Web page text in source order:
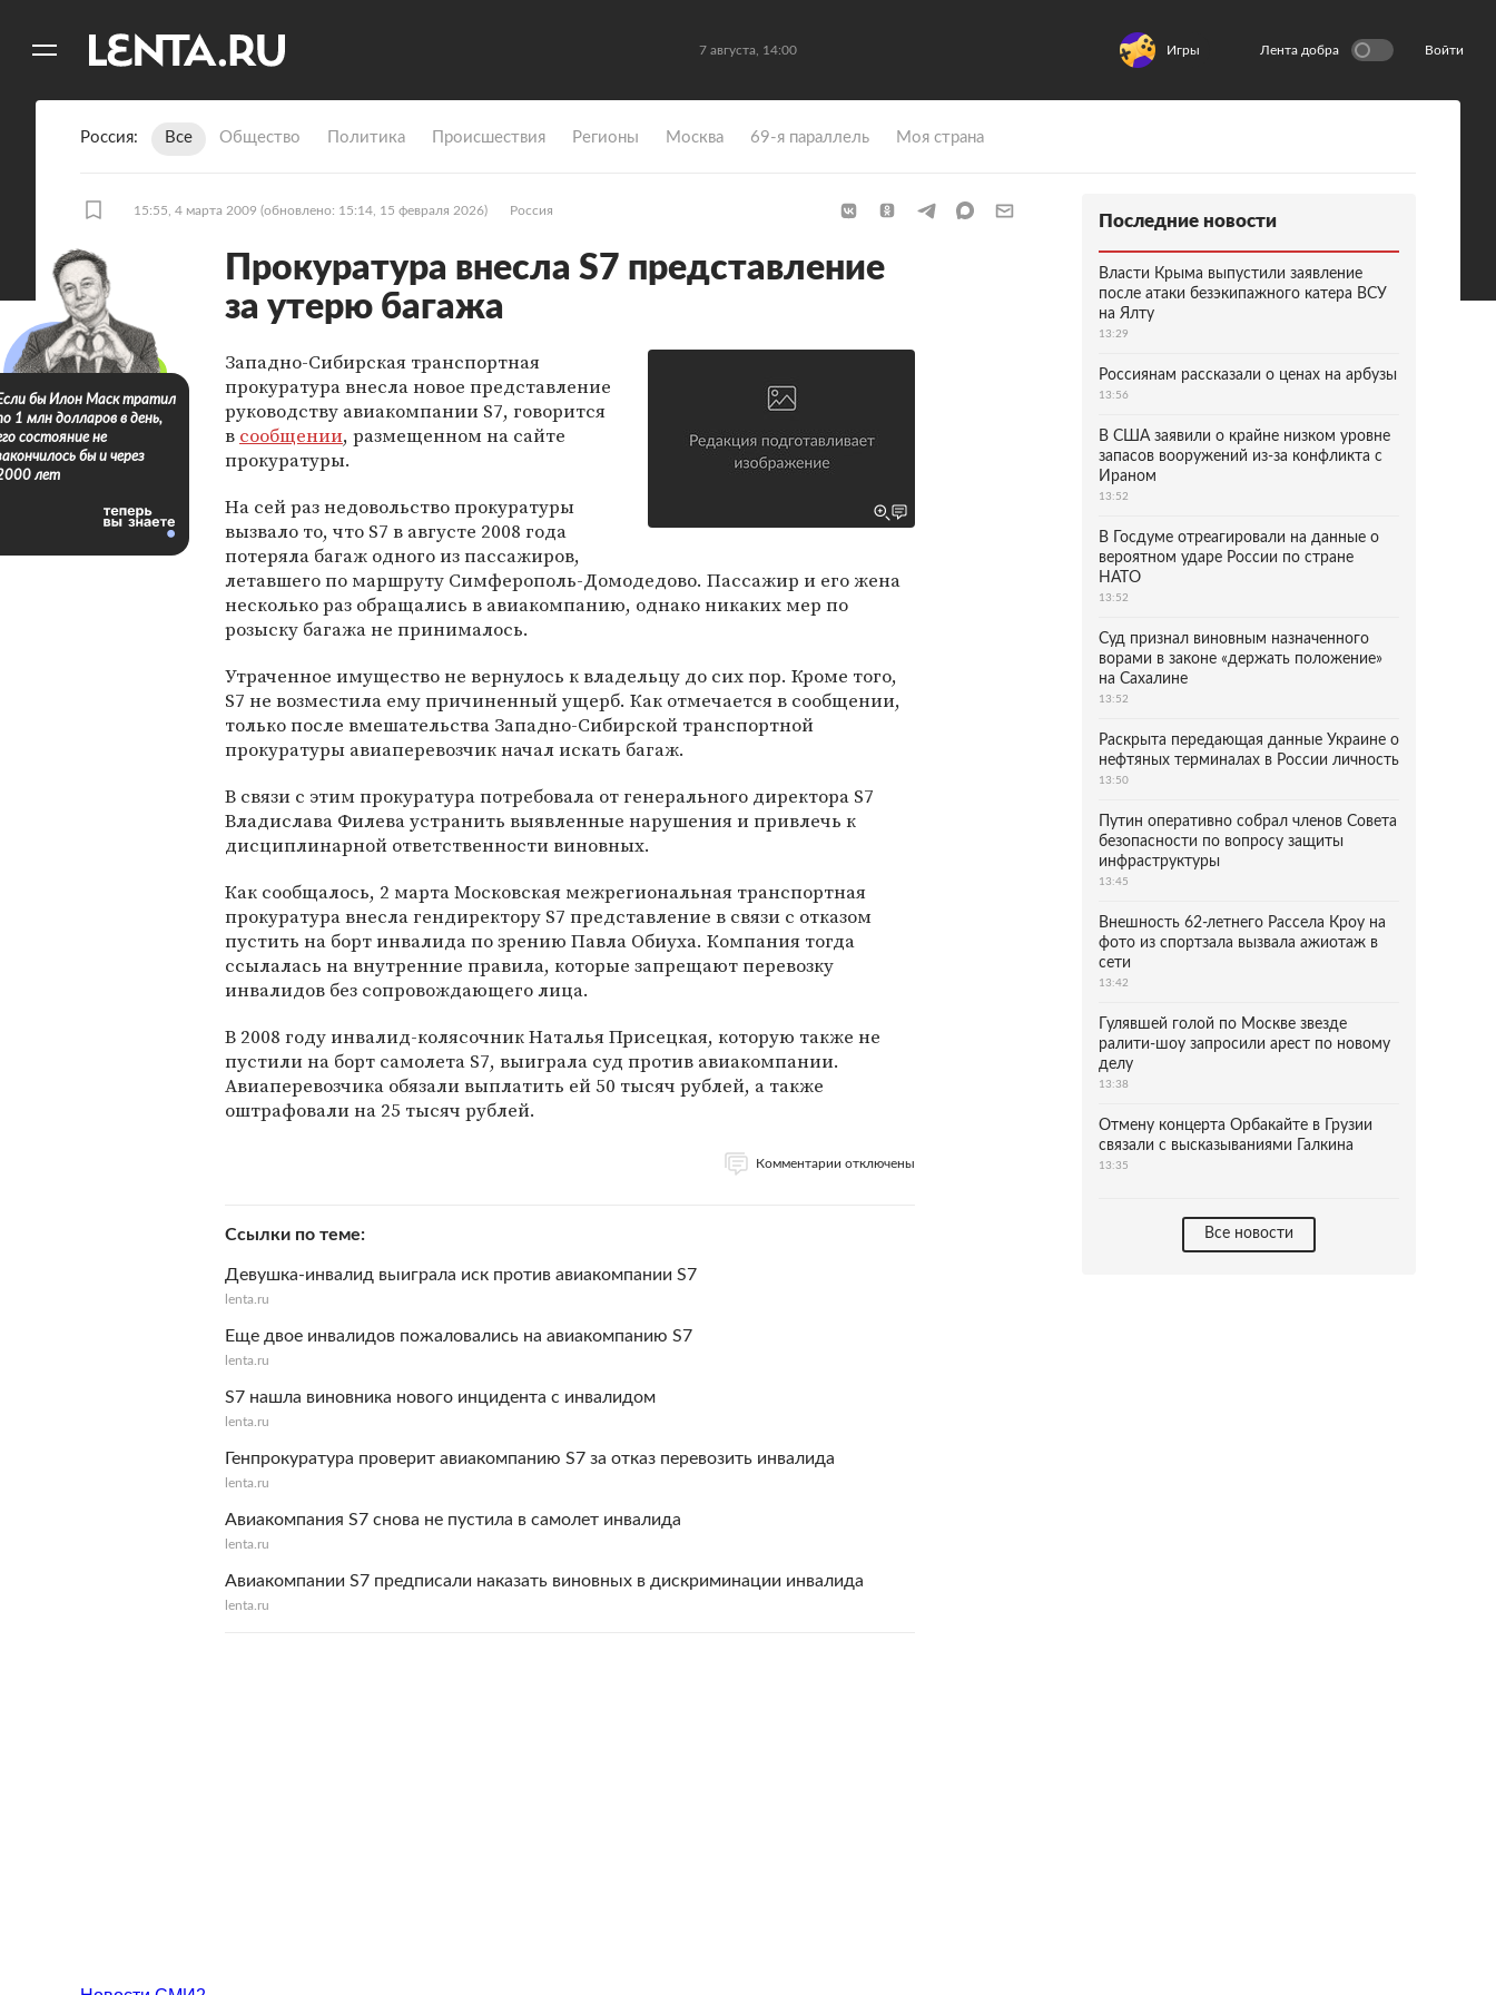
7 августа, 14:00 Игры Лента добра Войти
Россия Все Общество Политика Происшествия Регионы Москва 69-я параллель Моя страна
15:55, 4 марта 2009 (обновлено: 15:14, 15 февраля 2026) Россия
Прокуратура внесла S7 представление
за утерю багажа
Западно-Сибирская транспортная
прокуратура внесла новое представление
руководству авиакомпании S7, говорится
в сообщении, размещенном на сайте
прокуратуры.
На сей раз недовольство прокуратуры
вызвало то, что S7 в августе 2008 года
потеряла багаж одного из пассажиров,
летавшего по маршруту Симферополь-Домодедово. Пассажир и его жена
несколько раз обращались в авиакомпанию, однако никаких мер по
розыску багажа не принималось.
Утраченное имущество не вернулось к владельцу до сих пор. Кроме того,
S7 не возместила ему причиненный ущерб. Как отмечается в сообщении,
только после вмешательства Западно-Сибирской транспортной
прокуратуры авиаперевозчик начал искать багаж.
В связи с этим прокуратура потребовала от генерального директора S7
Владислава Филева устранить выявленные нарушения и привлечь к
дисциплинарной ответственности виновных.
Как сообщалось, 2 марта Московская межрегиональная транспортная
прокуратура внесла гендиректору S7 представление в связи с отказом
пустить на борт инвалида по зрению Павла Обиуха. Компания тогда
ссылалась на внутренние правила, которые запрещают перевозку
инвалидов без сопровождающего лица.
В 2008 году инвалид-колясочник Наталья Присецкая, которую также не
пустили на борт самолета S7, выиграла суд против авиакомпании.
Авиаперевозчика обязали выплатить ей 50 тысяч рублей, а также
оштрафовали на 25 тысяч рублей.
Комментарии отключены
Ссылки по теме
Девушка-инвалид выиграла иск против авиакомпании S7
lenta.ru
Еще двое инвалидов пожаловались на авиакомпанию S7
lenta.ru
S7 нашла виновника нового инцидента с инвалидом
lenta.ru
Генпрокуратура проверит авиакомпанию S7 за отказ перевозить инвалида
lenta.ru
Авиакомпания S7 снова не пустила в самолет инвалида
lenta.ru
Авиакомпании S7 предписали наказать виновных в дискриминации инвалида
lenta.ru
бы Илон Маск тратил
1 млн долларов в день,
состояние не
бы и через
лет
Последние новости
Власти Крыма выпустили заявление
после атаки безэкипажного катера ВСУ
на Ялту
13:29
Россиянам рассказали о ценах на арбузы
13:56
В США заявили о крайне низком уровне
запасов вооружений из-за конфликта с
Ираном
13:52
В Госдуме отреагировали на данные о
вероятном ударе России по стране
НАТО
13:52
Суд признал виновным назначенного
ворами в законе «держать положение»
на Сахалине
13:52
Раскрыта передающая данные Украине о
нефтяных терминалах в России личность
13:50
Путин оперативно собрал членов Совета
безопасности по вопросу защиты
инфраструктуры
13:45
Внешность 62-летнего Рассела Кроу на
фото из спортзала вызвала ажиотаж в
сети
13:42
Гулявшей голой по Москве звезде
ралити-шоу запросили арест по новому
делу
13:38
Отмену концерта Орбакайте в Грузии
связали с высказываниями Галкина
13:35
Все новости